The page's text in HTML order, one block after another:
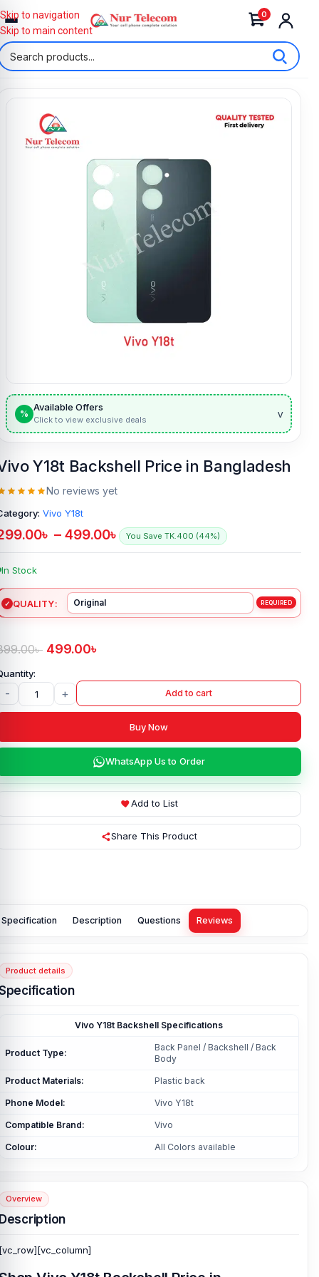
0
Skip to navigation
Skip to main content
%
Available Offers
Click to view exclusive deals v
Y18t Backshell Price in Bangladesh
No reviews yet
Vivo Y18t
৳ – 499.00৳ You Save TK.400 (44%)
In Stock
QUALITY
৳ 499.00৳
- + Add to cart
Buy Now
WhatsApp Us to Order
Add to List
Share This Product
Specification Description Questions Reviews
Product details
Vivo Y18t Backshell Specifications
Product Type:
Back Panel / Backshell / Back
Body
Product Materials: Plastic back
Phone Model: Vivo Y18t
Compatible Brand: Vivo
Colour: All Colors available
Overview